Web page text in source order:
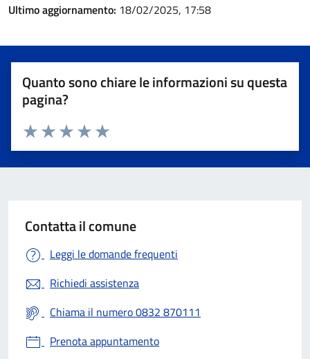
Ultimo aggiornamento: 18/02/2025, 17:58
Quanto sono chiare le informazioni su questa
pagina?
Valuta 5 stelle su 5
Valuta 4 stelle su 5
Valuta 3 stelle su 5
Valuta 2 stelle su 5
Valuta 1 stelle su 5
Contatta il comune
Leggi le domande frequenti
Richiedi assistenza
Chiama il numero 0832 870111
Prenota appuntamento